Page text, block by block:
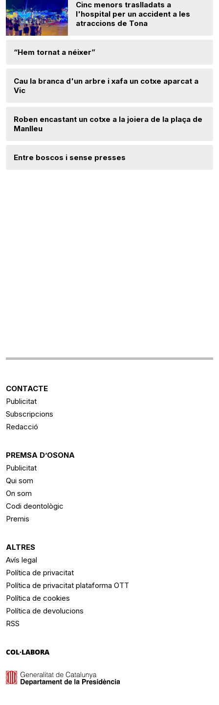
Cinc menors traslladats a
l'hospital per un accident a les
atraccions de Tona
“Hem tornat a néixer”
Cau la branca d'un arbre i xafa un cotxe aparcat a
Vic
Roben encastant un cotxe a la joiera de la plaça de
Manlleu
Entre boscos i sense presses
CONTACTE
Publicitat
Subscripcions
Redacció
PREMSA D’OSONA
Publicitat
Qui som
On som
Codi deontològic
Premis
ALTRES
Avís legal
Política de privacitat
Política de privacitat plataforma OTT
Política de cookies
Política de devolucions
RSS
COL·LABORA